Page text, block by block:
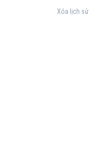
Xóa lịch sử